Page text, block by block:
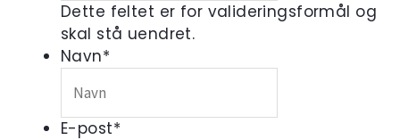
Dette feltet er for valideringsformål og
skal stå uendret.
Navn*
E-post*